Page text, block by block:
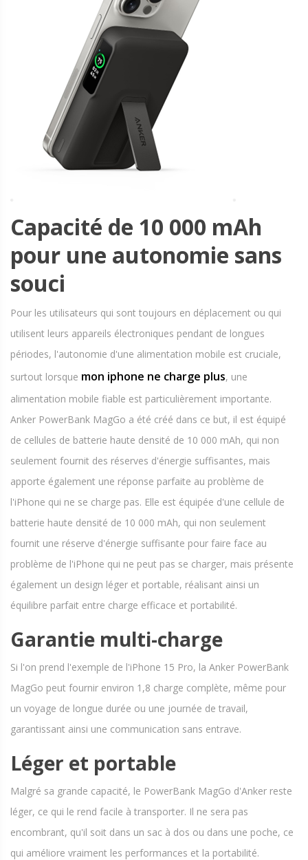
Capacité de 10 000 mAh
pour une autonomie sans
souci
Pour les utilisateurs qui sont toujours en déplacement ou qui
utilisent leurs appareils électroniques pendant de longues
périodes, l'autonomie d'une alimentation mobile est cruciale,
surtout lorsque mon iphone ne charge plus, une
alimentation mobile fiable est particulièrement importante.
Anker PowerBank MagGo a été créé dans ce but, il est équipé
de cellules de batterie haute densité de 10 000 mAh, qui non
seulement fournit des réserves d'énergie suffisantes, mais
apporte également une réponse parfaite au problème de
l'iPhone qui ne se charge pas. Elle est équipée d'une cellule de
batterie haute densité de 10 000 mAh, qui non seulement
fournit une réserve d'énergie suffisante pour faire face au
problème de l'iPhone qui ne peut pas se charger, mais présente
également un design léger et portable, réalisant ainsi un
équilibre parfait entre charge efficace et portabilité.
Garantie multi-charge
Si l'on prend l'exemple de l'iPhone 15 Pro, la Anker PowerBank
MagGo peut fournir environ 1,8 charge complète, même pour
un voyage de longue durée ou une journée de travail,
garantissant ainsi une communication sans entrave.
Léger et portable
Malgré sa grande capacité, le PowerBank MagGo d'Anker reste
léger, ce qui le rend facile à transporter. Il ne sera pas
encombrant, qu'il soit dans un sac à dos ou dans une poche, ce
qui améliore vraiment les performances et la portabilité.